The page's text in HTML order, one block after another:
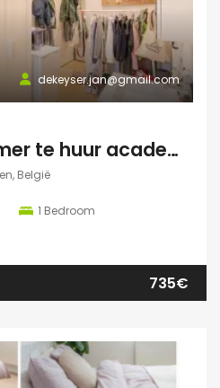
dekeyser.jan@gmail.com
2026 – Ruelensvest 63, Leuven (Naamsepoort)
België
1 Bedroom
735€